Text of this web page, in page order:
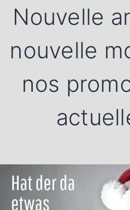
Nouvelle
nouvelle
nos